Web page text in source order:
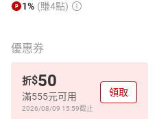
1% (賺4點)
優惠券
折$50
滿555元可用
2026/08/09 15:59截止
領取